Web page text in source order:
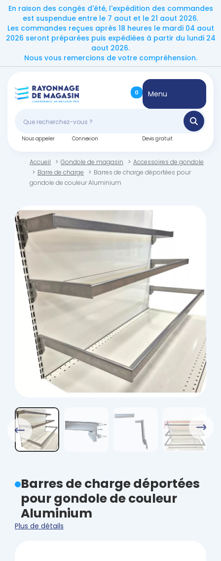
En raison des congés d'été, l'expédition des commandes
est suspendue entre le 7 aout et le 21 aout 2026.
Les commandes reçues après 18 heures le mardi 04 aout
2026 seront préparées puis expédiées à partir du lundi 24
aout 2026.
Nous vous remercions de votre compréhension.
0 Menu
Nous appeler Connexion Devis gratuit
Accueil Gondole de magasin
Accessoires de gondole
Barre de charge
Barres de charge déportées pour
gondole de couleur Aluminium
Barres de charge déportées
pour gondole de couleur
Aluminium
Plus de détails